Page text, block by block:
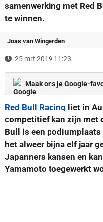
samenwerking met Red
te winnen.
Joas van Wingerden
25 mrt 2019 11:23
Maak ons je Google-
Red Bull Racing liet in
competitief kan zijn met
Bull is een podiumplaats
het alweer bijna elf jaar
Japanners kansen en
Yamamoto toegewerkt